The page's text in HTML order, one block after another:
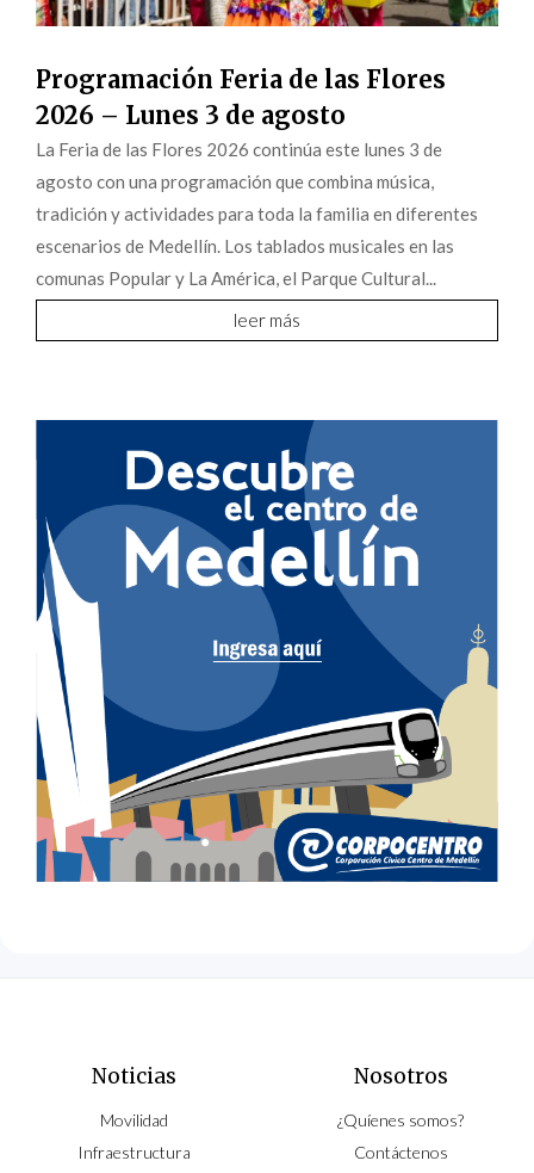
Programación Feria de las Flores
2026 – Lunes 3 de agosto
La Feria de las Flores 2026 continúa este lunes 3 de
agosto con una programación que combina música,
tradición y actividades para toda la familia en diferentes
escenarios de Medellín. Los tablados musicales en las
comunas Popular y La América, el Parque Cultural...
leer más
Noticias
Movilidad
Infraestructura
Nosotros
¿Quíenes somos?
Contáctenos